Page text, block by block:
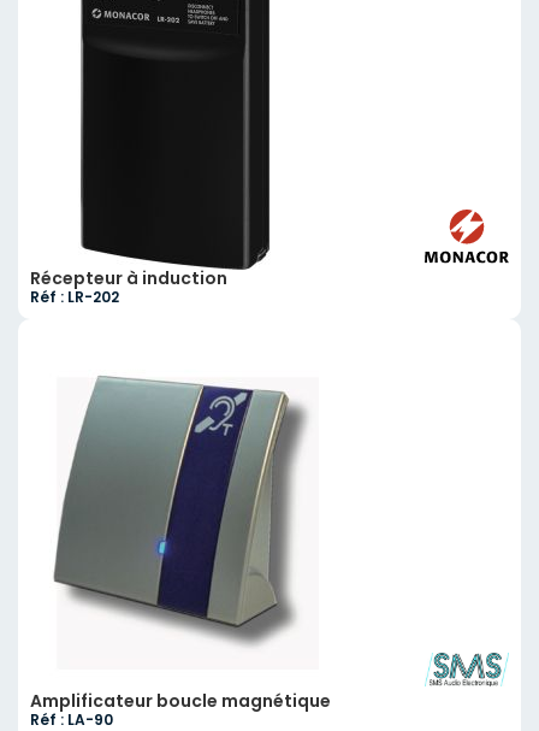
Récepteur à induction
Réf : LR-202
Amplificateur boucle magnétique
Réf : LA-90